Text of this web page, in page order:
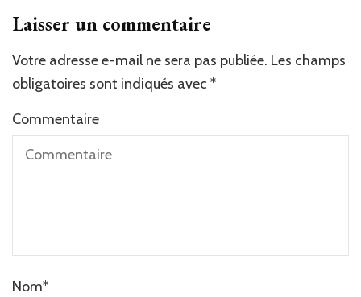
Laisser un commentaire
Votre adresse e-mail ne sera pas publiée. Les champs
obligatoires sont indiqués avec *
Commentaire
Nom*